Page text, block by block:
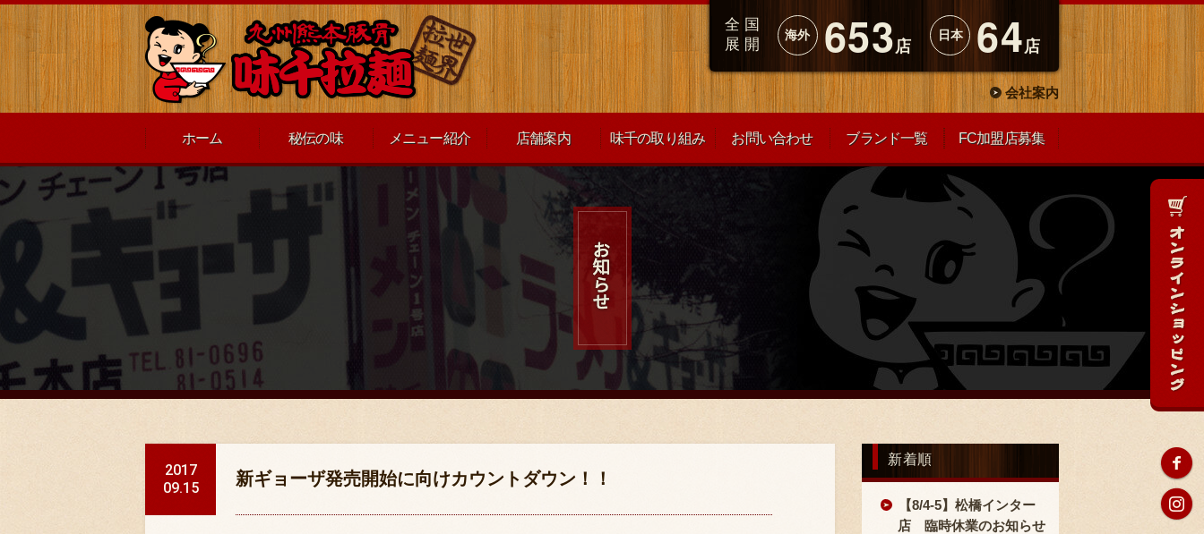
全国
展開
海外 653店
日本 64店
会社案内
ホーム 秘伝の味 メニュー紹介 店舗案内 味千の取り組み お問い合わせ ブランド一覧 FC加盟店募集
2017
09.15
新ギョーザ発売開始に向けカウントダウン！！
新着順
【8/4-5】松橋インター
店 臨時休業のお知らせ